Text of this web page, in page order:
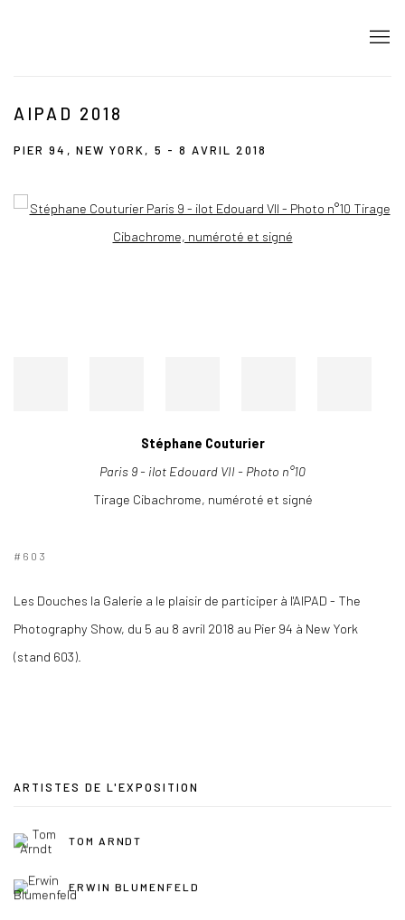
AIPAD 2018
PIER 94, NEW YORK, 5 - 8 AVRIL 2018
Open a larger version of the following image in a popup:
Stéphane Couturier
Paris 9 - ilot Edouard VII - Photo n°10
Tirage Cibachrome, numéroté et signé
#603
Les Douches la Galerie a le plaisir de participer à l'AIPAD - The
Photography Show, du 5 au 8 avril 2018 au Pier 94 à New York
(stand 603).
ARTISTES DE L'EXPOSITION
TOM ARNDT
ERWIN BLUMENFELD